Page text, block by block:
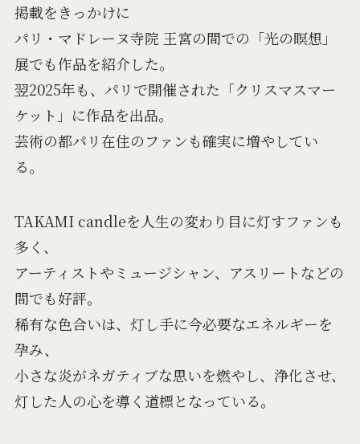
掲載をきっかけに
パリ・マドレーヌ寺院 王宮の間での「光の瞑想」
展でも作品を紹介した。
翌2025年も、パリで開催された「クリスマスマー
ケット」に作品を出品。
芸術の都パリ在住のファンも確実に増やしてい
る。
TAKAMI candleを人生の変わり目に灯すファンも
多く、
アーティストやミュージシャン、アスリートなどの
間でも好評。
稀有な色合いは、灯し手に今必要なエネルギーを
孕み、
小さな炎がネガティブな思いを燃やし、浄化させ、
灯した人の心を導く道標となっている。